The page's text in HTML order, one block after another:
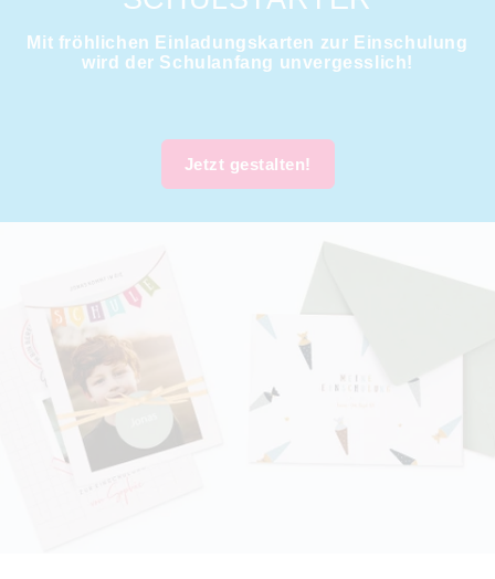
Mit fröhlichen Einladungskarten zur Einschulung
wird der Schulanfang unvergesslich!
Jetzt gestalten!